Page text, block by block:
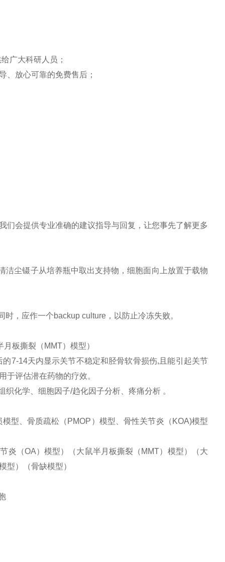
广大科研人员；
、放心可靠的免费售后；
们会提供专业准确的建议指导与回复，让您事先了解更多
尘镊子从培养瓶中取出支持物，细胞面向上放置于载物
，应作一个backup culture，以防止冷冻失败。
板撕裂（MMT）模型）
7-14天内显示关节不稳定和胫骨软骨损伤,且能引起关节
于评估潜在药物的疗效。
化学、细胞因子/趋化因子分析、疼痛分析 。
型、骨质疏松（PMOP）模型、骨性关节炎（KOA)模型
炎（OA）模型）（大鼠半月板撕裂（MMT）模型）（大
型）（骨缺模型）